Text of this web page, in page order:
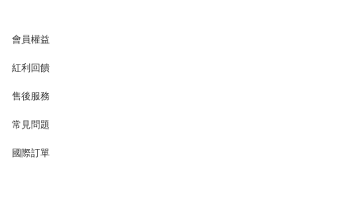
會員權益
紅利回饋
售後服務
常見問題
國際訂單